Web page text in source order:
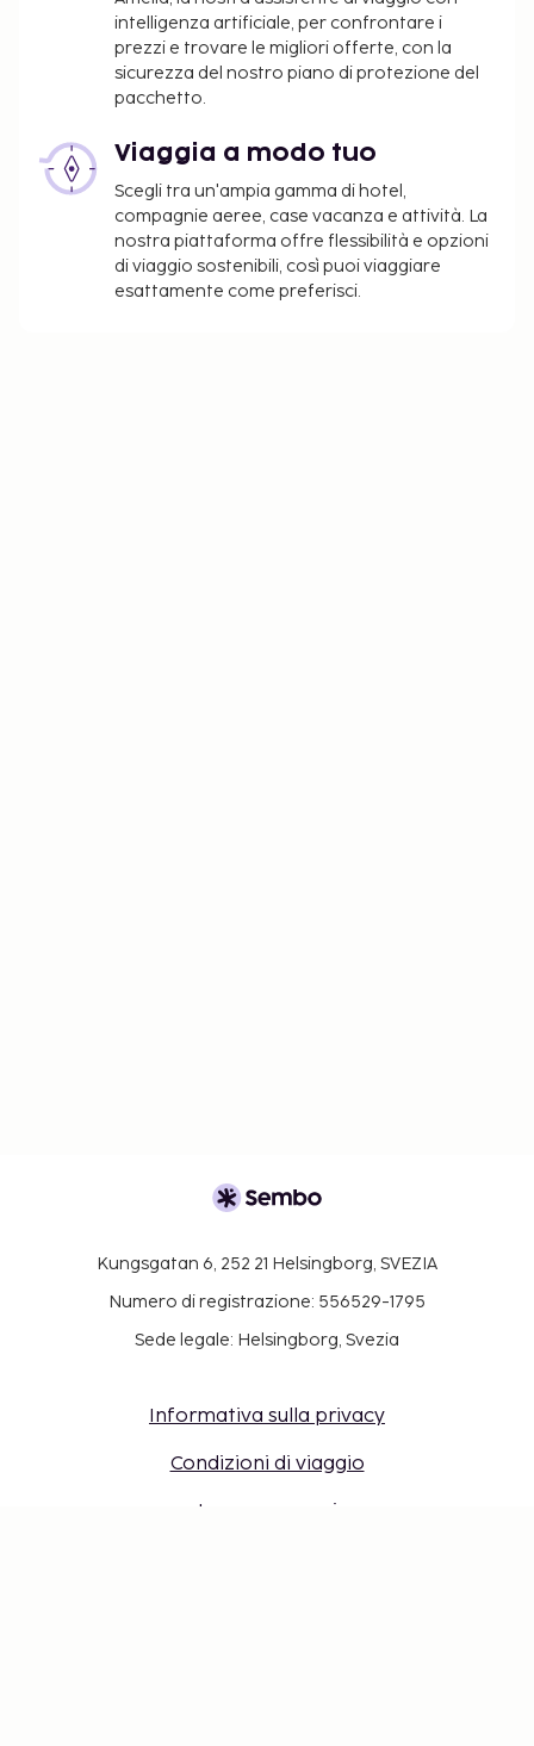
intelligenza artificiale, per confrontare i
prezzi e trovare le migliori offerte, con la
sicurezza del nostro piano di protezione del
pacchetto.
Viaggia a modo tuo
Scegli tra un'ampia gamma di hotel,
compagnie aeree, case vacanza e attività. La
nostra piattaforma offre flessibilità e opzioni
di viaggio sostenibili, così puoi viaggiare
esattamente come preferisci.
Kungsgatan 6, 252 21 Helsingborg, SVEZIA
Numero di registrazione: 556529-1795
Sede legale: Helsingborg, Svezia
Informativa sulla privacy
Condizioni di viaggio
Lavora con noi